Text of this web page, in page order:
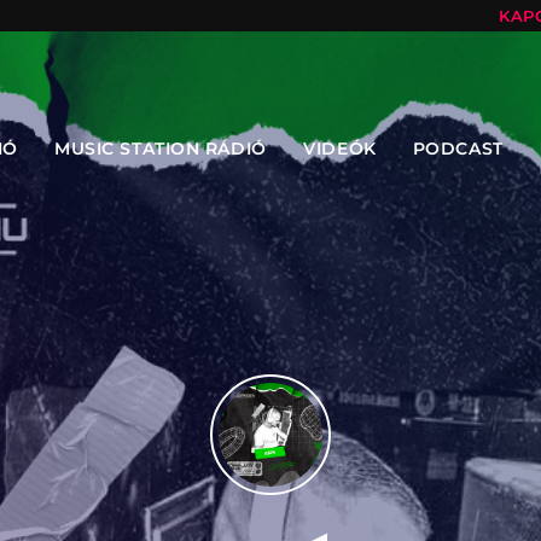
MUSIC STATION RÁDIÓ VIDEÓK PODCAST